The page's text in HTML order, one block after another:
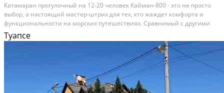
Катамаран прогулочный на 12-20 человек Кайман-800 - это не просто
выбор, а настоящий мастер-штрих для тех, кто жаждет комфорта и
функциональности на морских путешествиях. Сравнимый с другими
лодками, катамаран выделяется своей безупречной комбинацией
преимуществ, что делает его несомненным...
Туапсе